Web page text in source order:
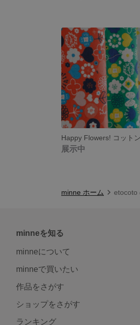
展示中
minne ホーム etocoto
minneを知る
minneについて
minneで買いたい
作品をさがす
ショップをさがす
ランキング